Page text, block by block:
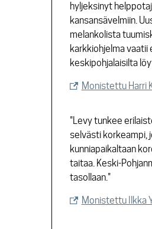
hyljeksinyt
kansansävelmiin.
melankolista
karkkiohjelma
keskipohjalaisilta
Monistettu Harri
"Levy tunkee
selvästi korkeampi,
kunniapaikaltaan
taitaa. Keski-
tasollaan."
Monistettu Ilkka